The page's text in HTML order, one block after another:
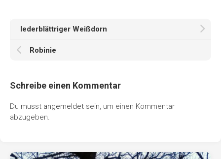
lederblättriger Weißdorn
Robinie
Schreibe einen Kommentar
Du musst angemeldet sein, um einen Kommentar
abzugeben.